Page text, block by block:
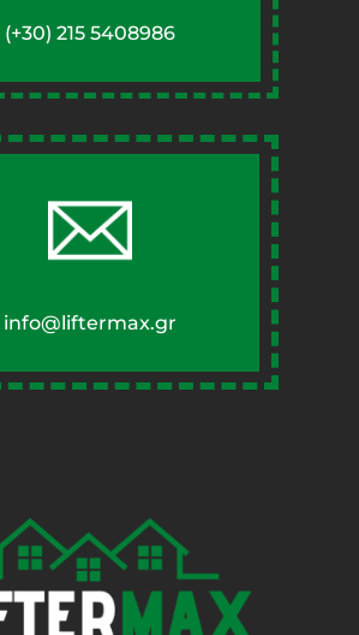
(+30) 215 5408986
info@liftermax.gr